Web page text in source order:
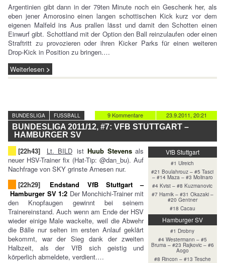
Argentinien gibt dann in der 79ten Minute noch ein Geschenk her, als
eben jener Amorosino einen langen schottischen Kick kurz vor dem
eigenen Malfeld ins Aus prallen lässt und damit den Schotten einen
Einwurf gibt. Schottland mit der Option den Ball reinzulaufen oder einen
Straftritt zu provozieren oder ihren Kicker Parks für einen weiteren
Drop-Kick in Position zu bringen.…
Weiterlesen
23.9.2011, 20:21
9 Kommentare
BUNDESLIGA FUSSBALL
BUNDESLIGA 2011/12, #7: VFB STUTTGART –
HAMBURGER SV
VfB Stuttgart
#1 Ulreich
#21 Boulahrouz – #5 Tasci
– #14 Maza – #3 Molinaro
#4 Kvist – #8 Kuzmanovic
#7 Harnik – #31 Okazaki –
#20 Gentner
#18 Cacau
Hamburger SV
#1 Drobny
#4 Westermann – #5
Bruma – #23 Rajkovic – #6
Aogo
#8 Rincon – #13 Tesche
[22h43] Lt. BILD ist Huub Stevensals
neuer HSV-Trainer fix (Hat-Tip: @dan_bu). Auf
Nachfrage von SKY grinste Arnesen nur.
[22h29]
Endstand VfB Stuttgart –
Hamburger SV 1:2 Der Monchichi-Trainer mit
den Knopfaugen gewinnt bei seinem
Trainereinstand. Auch wenn am Ende der HSV
wieder einige Male wackelte, weil die Abwehr
die Bälle nur selten im ersten Anlauf geklärt
bekommt, war der Sieg dank der zweiten
Halbzeit, als der VfB sich geistig und
körperlich abmeldete, verdient.…